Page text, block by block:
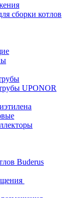
сборки котлов
UPONOR
Buderus